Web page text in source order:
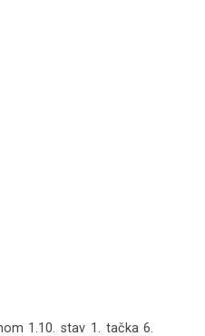
1.10. stav 1. tačka 6.